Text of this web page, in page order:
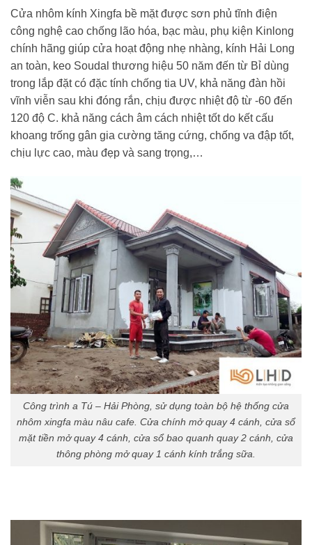
Cửa nhôm kính Xingfa bề mặt được sơn phủ tĩnh điện
công nghệ cao chống lão hóa, bạc màu, phụ kiện Kinlong
chính hãng giúp cửa hoạt động nhẹ nhàng, kính Hải Long
an toàn, keo Soudal thương hiệu 50 năm đến từ Bỉ dùng
trong lắp đặt có đặc tính chống tia UV, khả năng đàn hồi
vĩnh viễn sau khi đóng rắn, chịu được nhiệt độ từ -60 đến
120 độ C. khả năng cách âm cách nhiệt tốt do kết cấu
khoang trống gân gia cường tăng cứng, chống va đập tốt,
chịu lực cao, màu đẹp và sang trọng,…
Công trình a Tú – Hải Phòng, sử dụng toàn bộ hệ thống cửa
nhôm xingfa màu nâu cafe. Cửa chính mở quay 4 cánh, cửa sổ
mặt tiền mở quay 4 cánh, cửa sổ bao quanh quay 2 cánh, cửa
thông phòng mở quay 1 cánh kính trắng sữa.